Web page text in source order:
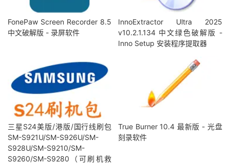
FonePaw Screen Recorder 8.5
中文破解版 - 录屏软件
InnoExtractor Ultra 2025
v10.2.1.134 中文绿色破解版 -
Inno Setup 安装程序提取器
三星S24美版/港版/国行线刷包
SM-S921U/SM-S926U/SM-
S928U/SM-S9210/SM-
S9260/SM-S9280（可刷机救
True Burner 10.4 最新版 - 光盘
刻录软件